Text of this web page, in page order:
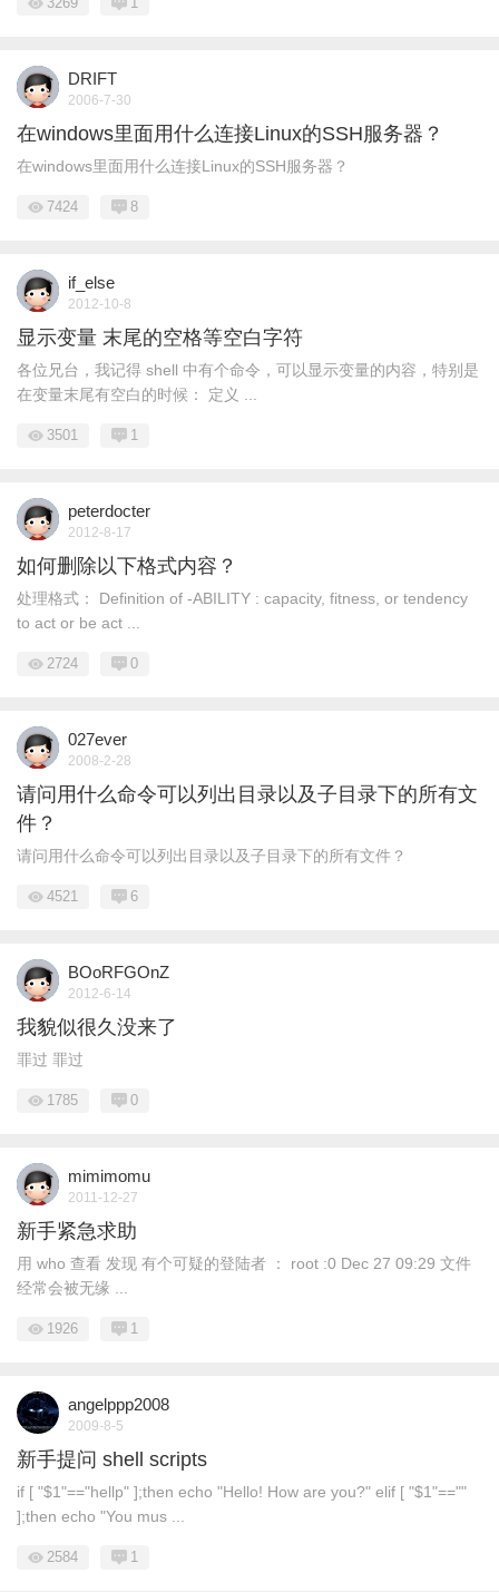
DRIFT
2006-7-30
在windows里面用什么连接Linux的SSH服务器？
在windows里面用什么连接Linux的SSH服务器？
7424 8
if_else
2012-10-8
显示变量 末尾的空格等空白字符
各位兄台，我记得 shell 中有个命令，可以显示变量的内容，特别是
在变量末尾有空白的时候： 定义 ...
3501 1
peterdocter
2012-8-17
如何删除以下格式内容？
处理格式： Definition of -ABILITY : capacity, fitness, or tendency
to act or be act ...
2724 0
027ever
2008-2-28
请问用什么命令可以列出目录以及子目录下的所有文
件？
请问用什么命令可以列出目录以及子目录下的所有文件？
4521 6
BOoRFGOnZ
2012-6-14
我貌似很久没来了
罪过 罪过
1785 0
mimimomu
2011-12-27
新手紧急求助
用 who 查看 发现 有个可疑的登陆者 ： root :0 Dec 27 09:29 文件
经常会被无缘 ...
1926 1
angelppp2008
2009-8-5
新手提问 shell scripts
if [ "$1"=="hellp" ];then echo "Hello! How are you?" elif [ "$1"==""
];then echo "You mus ...
2584 1